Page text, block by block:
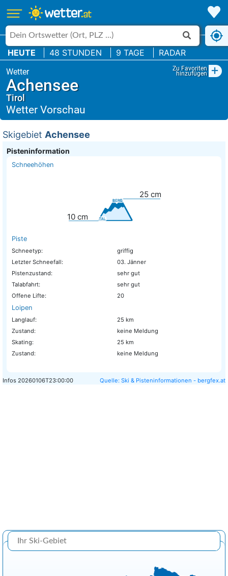
HEUTE 48 STUNDEN 9 TAGE RADAR
Zu Favoriten
hinzufügen +
Achensee
Tirol
Skigebiet Achensee
Pisteninformation
Schneehöhen
10 cm
25 cm
Piste
Schneetyp:
griffig
Letzter Schneefall:
03. Jänner
Pistenzustand:
sehr gut
Talabfahrt:
sehr gut
Offene Lifte:
20
Loipen
Langlauf:
25 km
Zustand:
keine Meldung
Skating:
25 km
Zustand:
keine Meldung
Infos 20260106T23:00:00 Quelle: Ski & Pisteninformationen - bergfex.at